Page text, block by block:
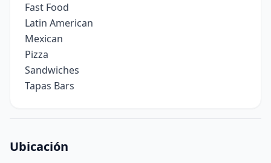
Fast Food
Latin American
Mexican
Pizza
Sandwiches
Tapas Bars
Ubicación